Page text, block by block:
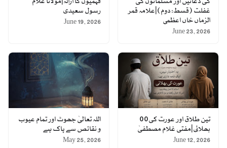
غفلت (قسط: دوم)|علامہ قمر
الزماں خاں اعظمی
June 23, 2026
رسول سعیدی
June 19, 2026
تین طلاق اور عورت کی00
بھلائی|مفتی غلام مصطفیٰ
June 12, 2026
اللہ تعالیٰ جھوٹ اور تمام عیوب
و نقائص سے پاک ہے
May 25, 2026